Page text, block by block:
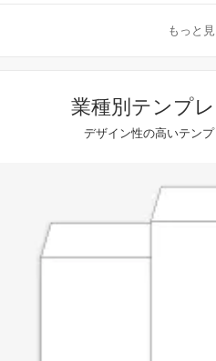
もっと
業種別テンプ
デザイン性の高いテン